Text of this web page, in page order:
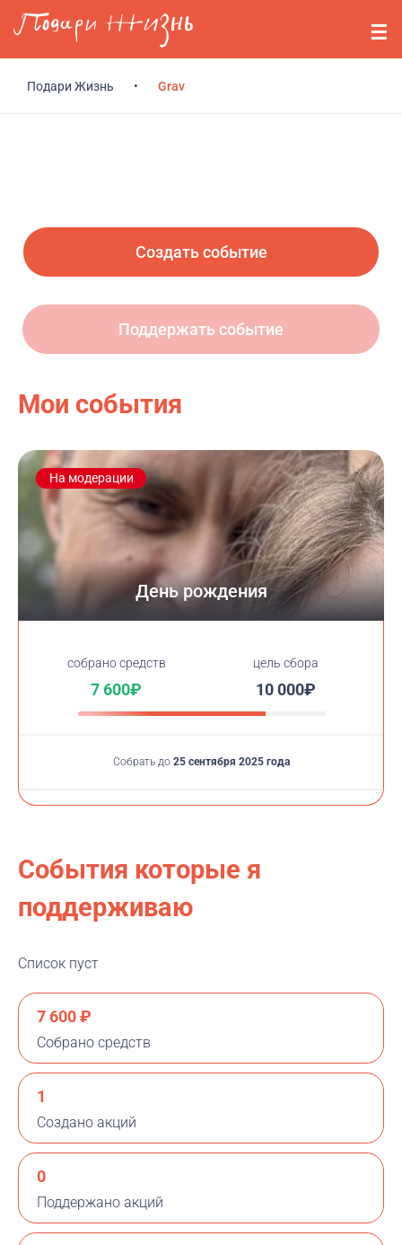
Перейти к основному содержанию
События
Войти
Подари Жизнь • Grav
Создать событие
Поддержать событие
Мои события
На модерации
День рождения
cобрано средств
7 600₽
цель сбора
10 000₽
Собрать до 25 сентября 2025 года
События которые я
поддерживаю
Список пуст
7 600 ₽
Собрано средств
1
Создано акций
0
Поддержано акций